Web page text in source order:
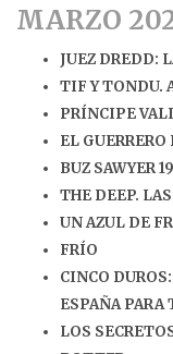
MARZO
JUEZ DREDD:
TIF Y TONDU.
PRÍNCIPE
EL
BUZ SAWYER
THE DEEP.
UN AZUL DE
FRÍO
CINCO
ESPAÑA PARA
LOS